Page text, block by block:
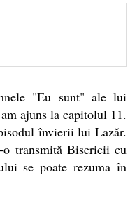
"Eu sunt" ale lui
ajuns la capitolul 11.
învierii lui Lazăr.
transmită Bisericii cu
se poate rezuma în